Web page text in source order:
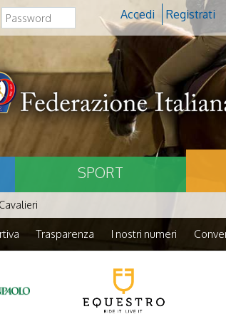
Accedi Registrati
SPORT
Trasparenza I nostri numeri